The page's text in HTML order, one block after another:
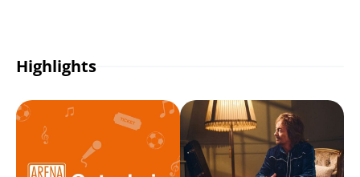
Highlights